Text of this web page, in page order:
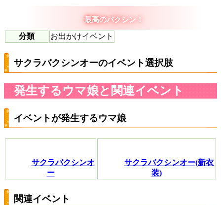
最高のバクシン！
分類 お出かけイベント
サクラバクシンオーのイベント選択肢
発生するウマ娘と関連イベント
イベントが発生するウマ娘
サクラバクシンオ
ー
サクラバクシンオー(新衣
装)
関連イベント